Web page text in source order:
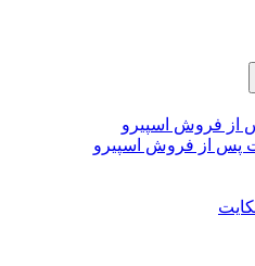
از فروش اسپیرو
پس از فروش اسپیرو